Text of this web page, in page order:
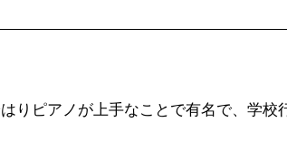
りピアノが上手なことで有名で、学校